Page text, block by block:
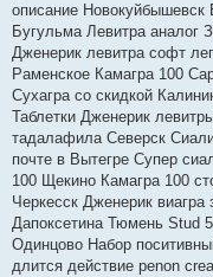
описание
Бугульма Левитра аналог
Дженерик левитра софт
Раменское Камагра 100
Сухагра со скидкой
Таблетки Дженерик
тадалафила Северск
почте в Вытегре Супер
100 Щекино Камагра 100
Черкесск Дженерик виагра
Дапоксетина Тюмень Stud
Одинцово Набор
длится действие penon